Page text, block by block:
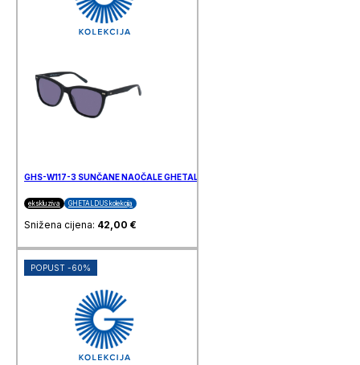
GHS-W117-3 SUNČANE NAOČALE GHETALDUS
ekskluziva GHETALDUS kolekcija
Snižena cijena: 42,00 €
POPUST -60%